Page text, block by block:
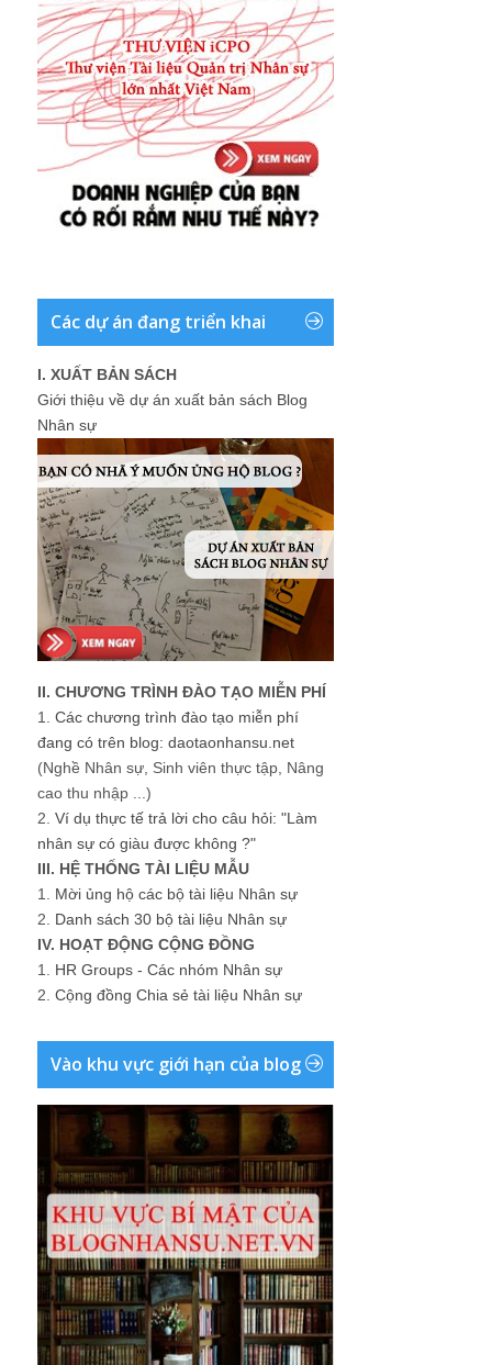
Các dự án đang triển khai
I. XUẤT BẢN SÁCH
Giới thiệu về dự án xuất bản sách Blog
Nhân sự
II. CHƯƠNG TRÌNH ĐÀO TẠO MIỄN PHÍ
1. Các chương trình đào tạo miễn phí
đang có trên blog: daotaonhansu.net
(Nghề Nhân sự, Sinh viên thực tập, Nâng
cao thu nhập ...)
2. Ví dụ thực tế trả lời cho câu hỏi: "Làm
nhân sự có giàu được không ?"
III. HỆ THỐNG TÀI LIỆU MẪU
1. Mời ủng hộ các bộ tài liệu Nhân sự
2. Danh sách 30 bộ tài liệu Nhân sự
IV. HOẠT ĐỘNG CỘNG ĐỒNG
1. HR Groups - Các nhóm Nhân sự
2. Cộng đồng Chia sẻ tài liệu Nhân sự
Vào khu vực giới hạn của blog